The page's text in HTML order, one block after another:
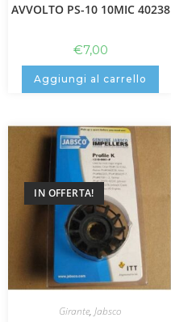
AVVOLTO PS-10 10MIC 40238
€7,00
Aggiungi al carrello
IN OFFERTA!
Girante, Jabsco